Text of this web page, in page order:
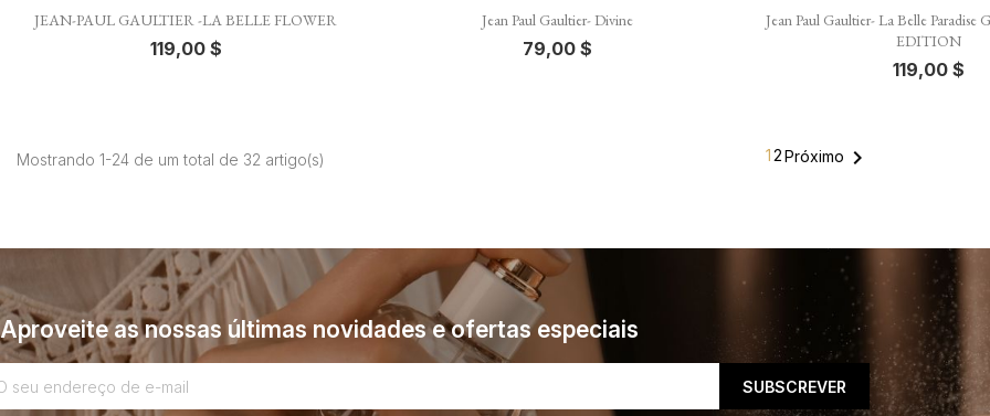
Vista rápida
JEAN-PAUL GAULTIER -LA BELLE FLOWER
119,00 $
Vista rápida
Jean Paul Gaultier- Divine
79,00 $
 Vista rápida
Jean Paul Gaultier- La Belle
EDITION
119,00 $
Mostrando 1-24 de um total de 32 artigo(s) 12Próximo 
Aproveite as nossas últimas novidades e ofertas especiais